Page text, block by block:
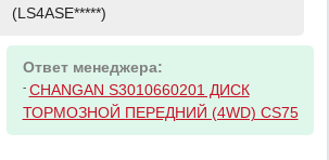
(LS4ASE*****)
Ответ менеджера:
- CHANGAN S3010660201 ДИСК
ТОРМОЗНОЙ ПЕРЕДНИЙ (4WD) CS75